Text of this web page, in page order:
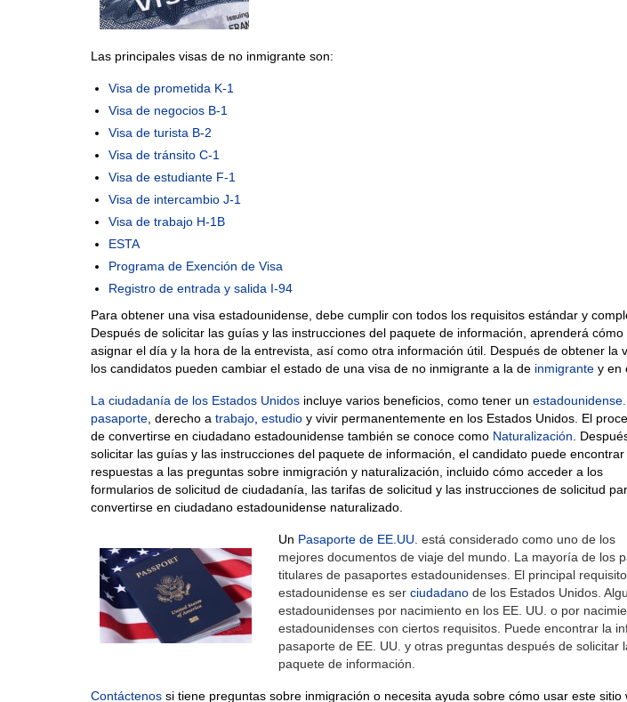
Las principales visas de no inmigrante son:
Visa de prometida K-1
Visa de negocios B-1
Visa de turista B-2
Visa de tránsito C-1
Visa de estudiante F-1
Visa de intercambio J-1
Visa de trabajo H-1B
ESTA
Programa de Exención de Visa
Registro de entrada y salida I-94
Para obtener una visa estadounidense, debe cumplir con todos los requisitos estándar y
Después de solicitar las guías y las instrucciones del paquete de información, aprenderá
asignar el día y la hora de la entrevista, así como otra información útil. Después de obtener la
los candidatos pueden cambiar el estado de una visa de no inmigrante a la de inmigrante y en
La ciudadanía de los Estados Unidos incluye varios beneficios, como tener un estadounidense.
pasaporte , derecho a trabajo estudio y vivir permanentemente en los Estados Unidos. El
de convertirse en ciudadano estadounidense también se conoce como Naturalización .
solicitar las guías y las instrucciones del paquete de información, el candidato puede encontrar
respuestas a las preguntas sobre inmigración y naturalización, incluido cómo acceder a los
formularios de solicitud de ciudadanía, las tarifas de solicitud y las instrucciones de solicitud
convertirse en ciudadano estadounidense naturalizado.
Un Pasaporte de EE.UU. está considerado como uno de los
mejores documentos de viaje del mundo. La mayoría de los
titulares de pasaportes estadounidenses. El principal
estadounidense es ser ciudadano de los Estados Unidos.
estadounidenses por nacimiento en los EE. UU. o por
estadounidenses con ciertos requisitos. Puede encontrar la
pasaporte de EE. UU. y otras preguntas después de solicitar
paquete de información.
Contáctenos si tiene preguntas sobre inmigración o necesita ayuda sobre cómo usar este sitio